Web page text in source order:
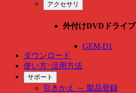
アクセサリ
外付けDVDドライブ
GEM-D1
ダウンロード
使い方･活用方法
サポート
引きかえ ～ 製品登録